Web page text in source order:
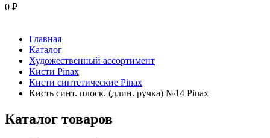
0 ₽
Главная
Каталог
Художественный ассортимент
Кисти Pinax
Кисти синтетические Pinax
Кисть синт. плоск. (длин. ручка) №14 Pinax
Каталог товаров